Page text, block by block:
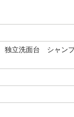
独立洗面台 シャン